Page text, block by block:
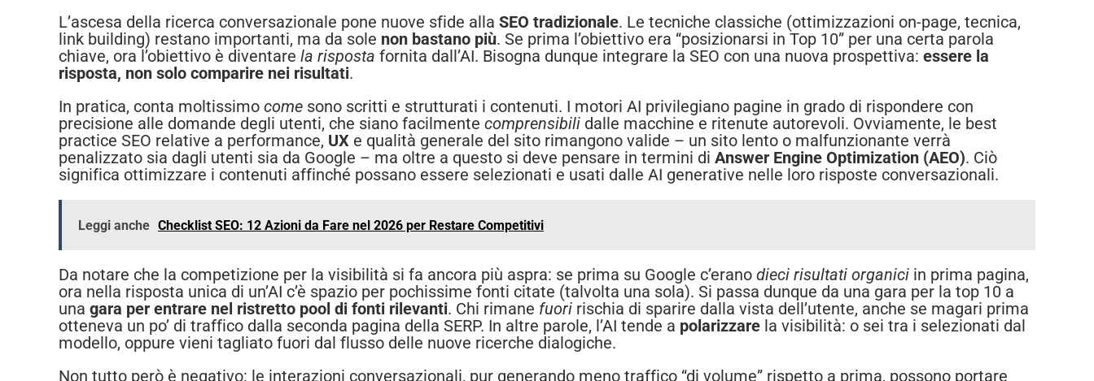
L’ascesa della ricerca conversazionale pone nuove sfide alla SEO tradizionale. Le tecniche classiche (ottimizzazioni on-page, tecnica,
link building) restano importanti, ma da sole non bastano più. Se prima l’obiettivo era “posizionarsi in Top 10” per una certa parola
chiave, ora l’obiettivo è diventare la risposta fornita dall’AI. Bisogna dunque integrare la SEO con una nuova prospettiva: essere la
risposta, non solo comparire nei risultati.
In pratica, conta moltissimo come sono scritti e strutturati i contenuti. I motori AI privilegiano pagine in grado di rispondere con
precisione alle domande degli utenti, che siano facilmente comprensibili dalle macchine e ritenute autorevoli. Ovviamente, le best
practice SEO relative a performance, UX e qualità generale del sito rimangono valide – un sito lento o malfunzionante verrà
penalizzato sia dagli utenti sia da Google – ma oltre a questo si deve pensare in termini di Answer Engine Optimization (AEO). Ciò
significa ottimizzare i contenuti affinché possano essere selezionati e usati dalle AI generative nelle loro risposte conversazionali.
Leggi anche Checklist SEO: 12 Azioni da Fare nel 2026 per Restare Competitivi
Da notare che la competizione per la visibilità si fa ancora più aspra: se prima su Google c’erano dieci risultati organici in prima pagina,
ora nella risposta unica di un’AI c’è spazio per pochissime fonti citate (talvolta una sola). Si passa dunque da una gara per la top 10 a
una gara per entrare nel ristretto pool di fonti rilevanti. Chi rimane fuori rischia di sparire dalla vista dell’utente, anche se magari prima
otteneva un po’ di traffico dalla seconda pagina della SERP. In altre parole, l’AI tende a polarizzare la visibilità: o sei tra i selezionati dal
modello, oppure vieni tagliato fuori dal flusso delle nuove ricerche dialogiche.
Non tutto però è negativo: le interazioni conversazionali, pur generando meno traffico “di volume” rispetto a prima, possono portare